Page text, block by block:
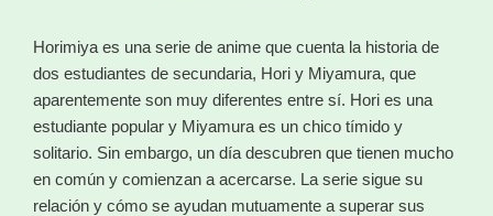
Horimiya es una serie de anime que cuenta la historia de
dos estudiantes de secundaria, Hori y Miyamura, que
aparentemente son muy diferentes entre sí. Hori es una
estudiante popular y Miyamura es un chico tímido y
solitario. Sin embargo, un día descubren que tienen mucho
en común y comienzan a acercarse. La serie sigue su
relación y cómo se ayudan mutuamente a superar sus